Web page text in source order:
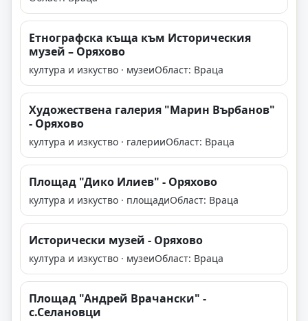
Етнографска къща към Историческия
музей – Оряхово
култура и изкуство · музеиОбласт: Враца
Художествена галерия "Марин Върбанов"
- Оряхово
култура и изкуство · галерииОбласт: Враца
Площад "Дико Илиев" - Оряхово
култура и изкуство · площадиОбласт: Враца
Исторически музей - Оряхово
култура и изкуство · музеиОбласт: Враца
Площад "Андрей Врачански" -
с.Селановци